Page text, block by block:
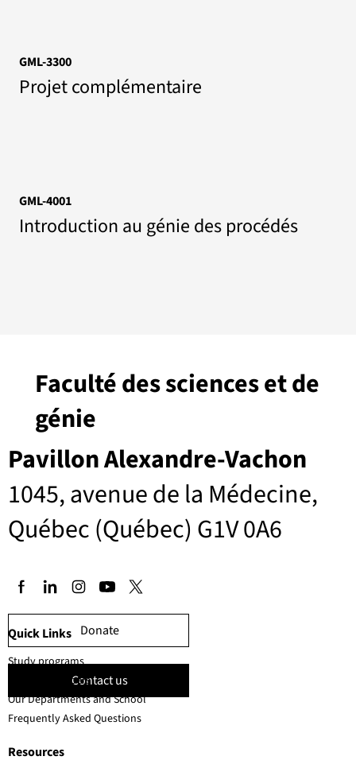
GML-3300
Projet complémentaire
GML-4001
Introduction au génie des procédés
Pavillon Alexandre-Vachon
1045, avenue de la Médecine,
Québec (Québec) G1V 0A6
Faculté des sciences et de
génie
Donate
Contact us
Quick Links
Resources
Study programs
Faculty members
Our Departments and School
Frequently Asked Questions